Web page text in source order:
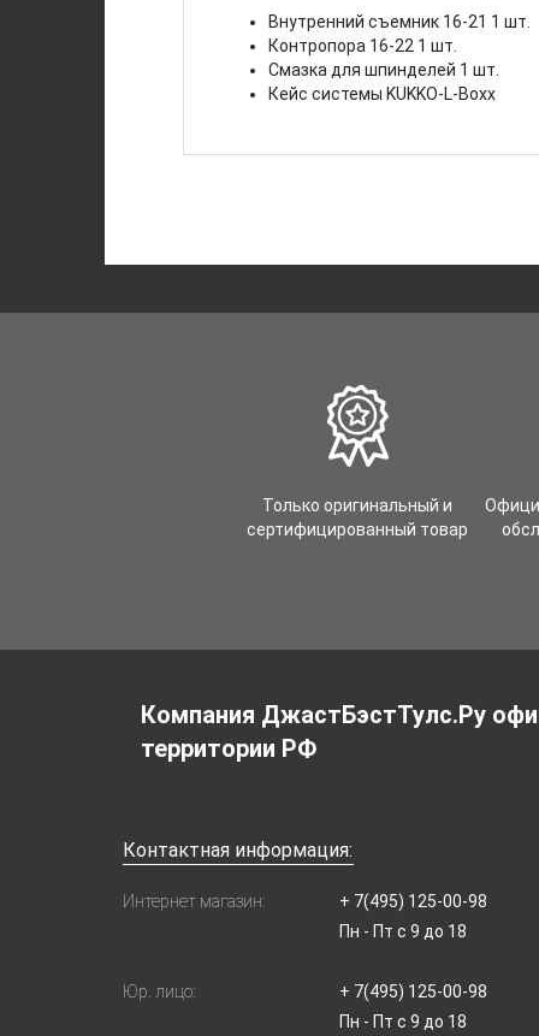
Внутренний съемник 16-21 1 шт.
Контропора 16-22 1 шт.
Смазка для шпинделей 1 шт.
Кейс системы KUKKO-L-Boxx
Только оригинальный и
сертифицированный товар
Компания ДжастБэстТулс.Ру
территории РФ
Контактная информация:
Интернет магазин:
+ 7(495) 125-00-98
Пн - Пт с 9 до 18
Юр. лицо:
+ 7(495) 125-00-98
Пн - Пт с 9 до 18